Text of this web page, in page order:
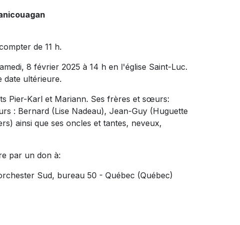
de 11 h.
8 février 2025 à 14 h en l'église Saint-Luc.
date ultérieure.
Pier-Karl et Mariann. Ses frères et sœurs:
: Bernard (Lise Nadeau), Jean-Guy (Huguette
ainsi que ses oncles et tantes, neveux,
par un don à:
Sud, bureau 50 - Québec (Québec)